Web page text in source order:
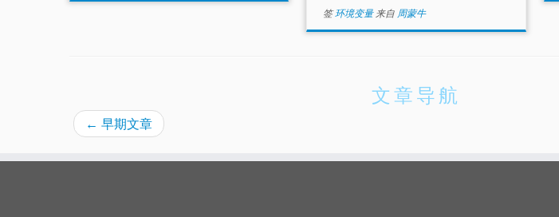
签环境变量 来自 周蒙牛
文章导航
← 早期文章